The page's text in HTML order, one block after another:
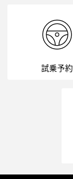
試乗予約